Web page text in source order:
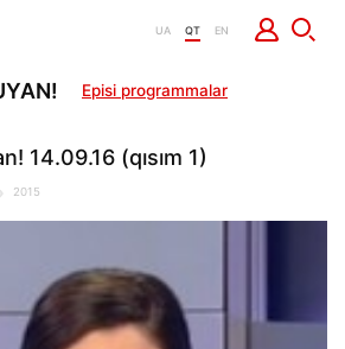
UA QT EN
Episi programmalar
14.09.16 (qısım 1)
2015